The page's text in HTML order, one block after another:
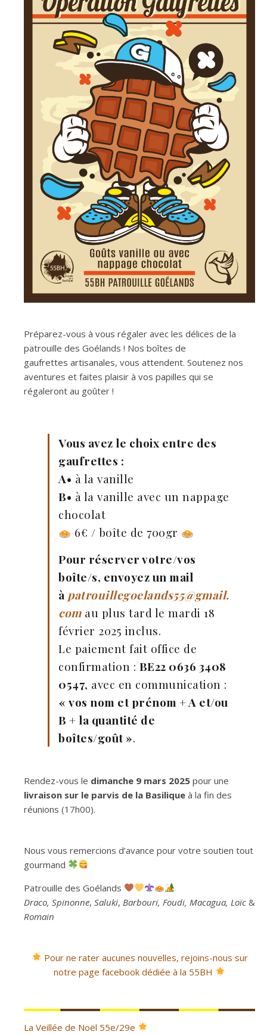
Préparez-vous à vous régaler avec les délices de la
patrouille des Goélands ! Nos boîtes de
gaufrettes artisanales, vous attendent. Soutenez nos
aventures et faites plaisir à vos papilles qui se
régaleront au goûter !
Vous avez le choix entre des
gaufrettes :
A• à la vanille
B• à la vanille avec un nappage
chocolat
6€ / boîte de 700gr
Pour réserver votre/vos
boîte/s, envoyez un mail
à patrouillegoelands55@gmail.
comau plus tard le mardi 18
février 2025 inclus.
Le paiement fait office de
confirmation : BE22 0636 3408
0547, avec en communication :
« vos nom et prénom + A et/ou
B + la quantité de
boîtes/goût ».
Rendez-vous le dimanche 9 mars 2025 pour une
livraison sur le parvis de la Basilique à la fin des
réunions (17h00).
Nous vous remercions d’avance pour votre soutien tout
gourmand
Patrouille des Goélands
Draco, Spinonne, Saluki, Barbouri, Foudi, Macagua, Loïc &
Romain
Pour ne rater aucunes nouvelles, rejoins-nous sur
notre page facebook dédiée à la 55BH
La Veillée de Noël 55e/29e